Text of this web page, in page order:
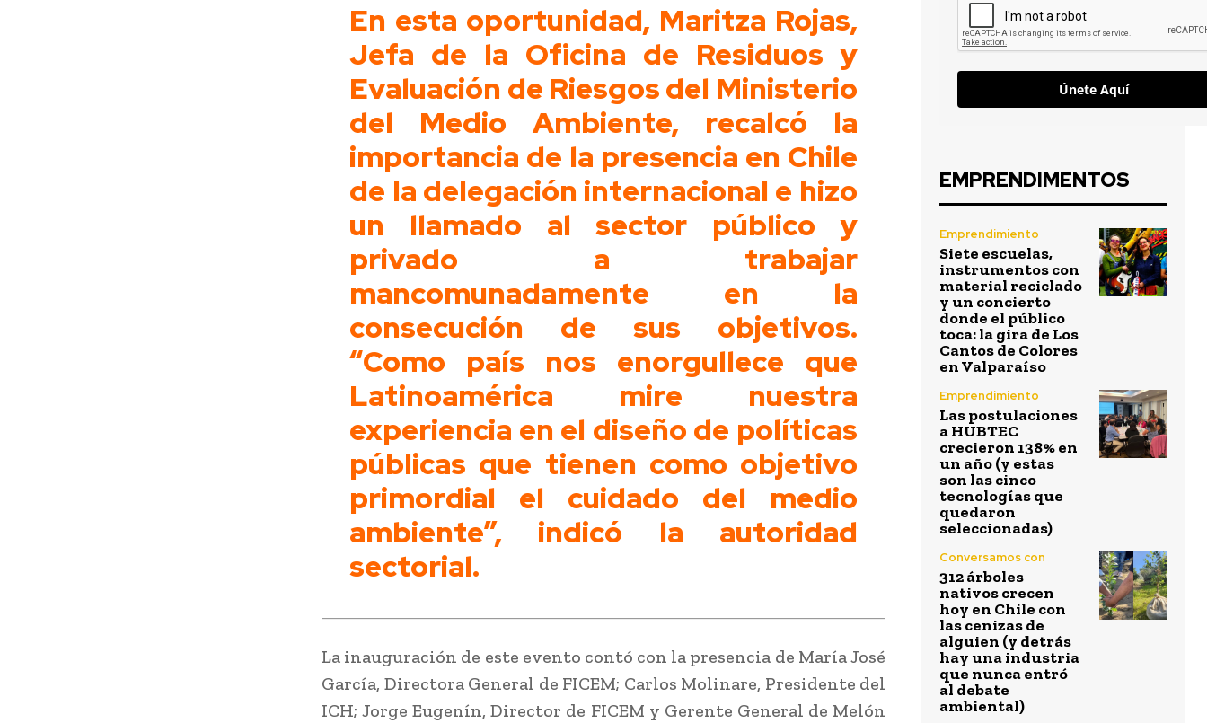
En esta oportunidad, Maritza Rojas,
Jefa de la Oficina de Residuos y
Evaluación de Riesgos del Ministerio
del Medio Ambiente, recalcó la
importancia de la presencia en Chile
de la delegación internacional e hizo
un llamado al sector público y
privado a trabajar
mancomunadamente en la
consecución de sus objetivos.
“Como país nos enorgullece que
Latinoamérica mire nuestra
experiencia en el diseño de políticas
públicas que tienen como objetivo
primordial el cuidado del medio
ambiente”, indicó la autoridad
sectorial.
La inauguración de este evento contó con la presencia de María José
García, Directora General de FICEM; Carlos Molinare, Presidente del
ICH; Jorge Eugenín, Director de FICEM y Gerente General de Melón
Únete Aquí
EMPRENDIMENTOS
Emprendimiento
Siete escuelas,
instrumentos con
material reciclado
y un concierto
donde el público
toca: la gira de Los
Cantos de Colores
en Valparaíso
Emprendimiento
Las postulaciones
a HUBTEC
crecieron 138% en
un año (y estas
son las cinco
tecnologías que
quedaron
seleccionadas)
Conversamos con
312 árboles
nativos crecen
hoy en Chile con
las cenizas de
alguien (y detrás
hay una industria
que nunca entró
al debate
ambiental)